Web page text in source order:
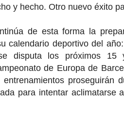
y hecho. Otro nuevo éxito
de esta forma la
calendario deportivo del
disputa los próximos
de Europa de
proseguirán
para intentar aclimatarse